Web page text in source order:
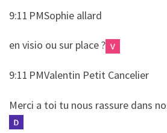
9:11 PMSophie allard
​​en visio ou sur place ?
9:11 PMValentin Petit Cancelier
​​Merci a toi tu nous rassure dans